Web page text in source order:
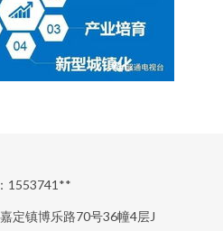
1553741**
定镇博乐路70号36幢4层J